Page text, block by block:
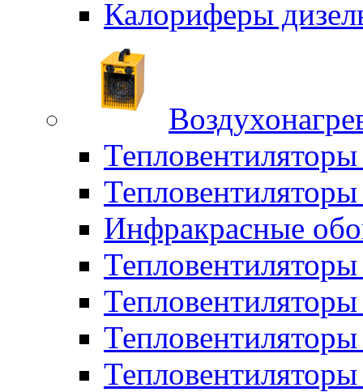
Калориферы
Тепловентиляторы
Инфракрасные